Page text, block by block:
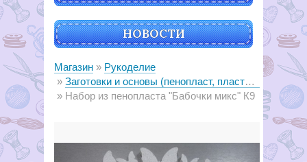
НОВОСТИ
Магазин
Рукоделие
Заготовки и основы (пенопласт, пластик, металл, дерево)
Набор из пенопласта "Бабочки микс" К9